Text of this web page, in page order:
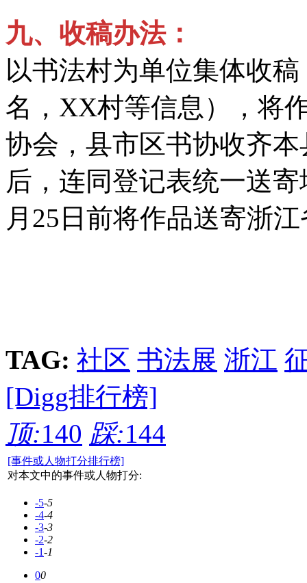
九、 收稿办法：
以书法村为单位集体收
名，XX村等信息），将
协会，县市区书协收齐
后，连同登记表统一送
月25日前将作品送寄浙
TAG: 社区 书法展 浙江
[Digg排行榜]
顶:140 踩:144
[事件或人物打分排行榜]
对本文中的事件或人物打分:
-5-5
-4-4
-3-3
-2-2
-1-1
00